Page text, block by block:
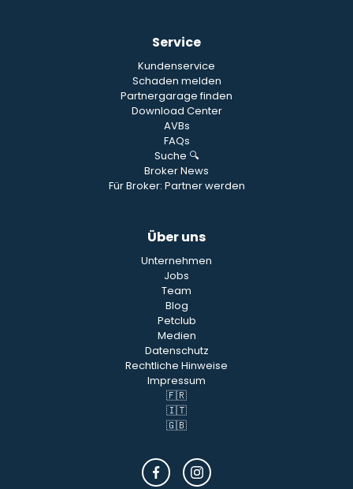
Service
Kundenservice
Schaden melden
Partnergarage finden
Download Center
AVBs
FAQs
Suche 🔍
Broker News
Für Broker: Partner werden
Über uns
Unternehmen
Jobs
Team
Blog
Petclub
Medien
Datenschutz
Rechtliche Hinweise
Impressum
🇫🇷
🇮🇹
🇬🇧